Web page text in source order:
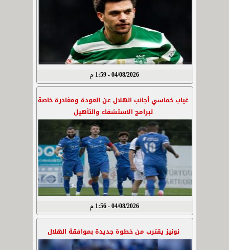
04/08/2026 - 1:59 م
غياب خماسي أجانب الهلال عن العودة ومغادرة خاصة
لبرامج الاستشفاء والتأهيل
04/08/2026 - 1:56 م
نونيز يقترب من خطوة جديدة بموافقة الهلال